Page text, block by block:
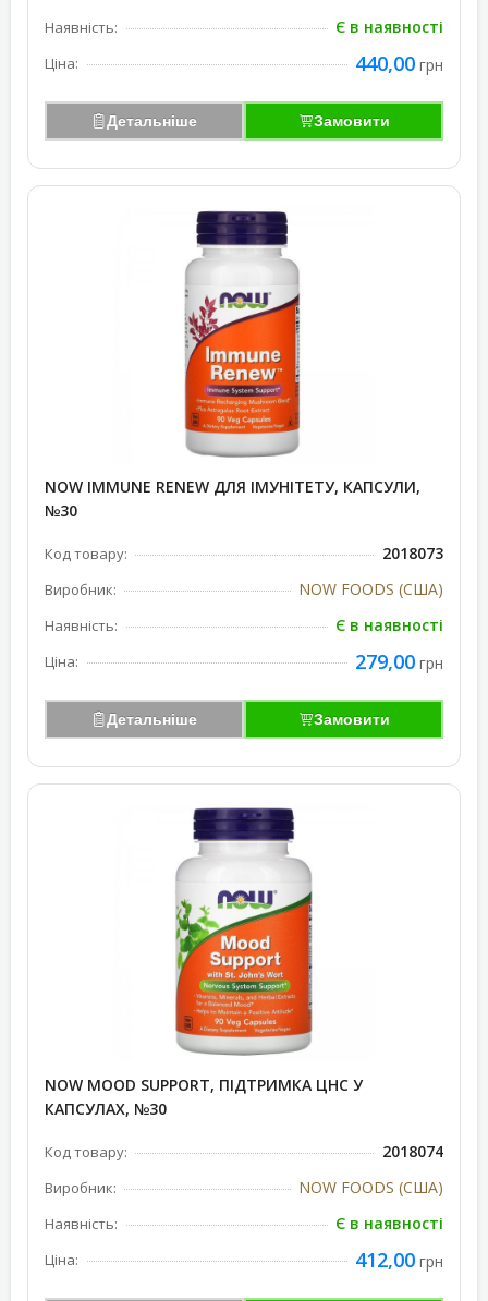
Наявність: Є в наявності
Ціна: 440,00 грн
Детальніше Замовити
NOW IMMUNE RENEW ДЛЯ ІМУНІТЕТУ, КАПСУЛИ,
№30
Код товару: 2018073
Виробник: NOW FOODS (США)
Наявність: Є в наявності
Ціна: 279,00 грн
Детальніше Замовити
NOW MOOD SUPPORT, ПІДТРИМКА ЦНС У
КАПСУЛАХ, №30
Код товару: 2018074
Виробник: NOW FOODS (США)
Наявність: Є в наявності
Ціна: 412,00 грн